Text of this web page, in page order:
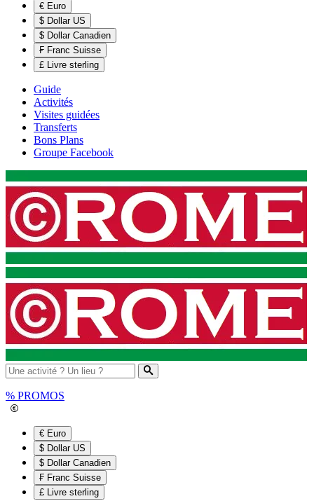
€ Euro
$ Dollar US
$ Dollar Canadien
₣ Franc Suisse
£ Livre sterling
Guide
Activités
Visites guidées
Transferts
Bons Plans
Groupe Facebook
% PROMOS
€ Euro
$ Dollar US
$ Dollar Canadien
₣ Franc Suisse
£ Livre sterling